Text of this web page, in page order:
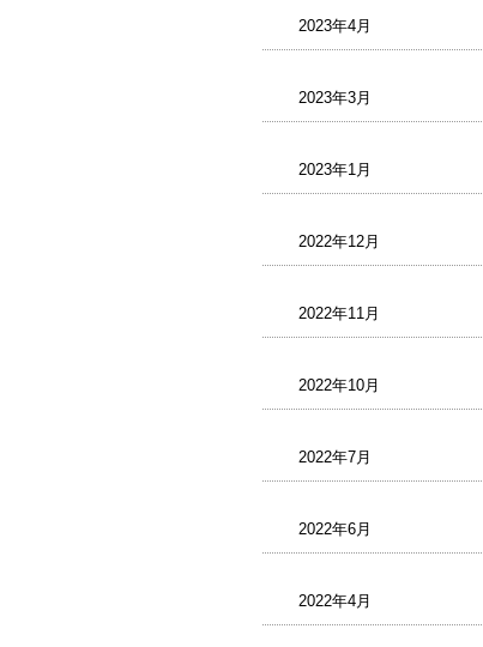
2023年4月
2023年3月
2023年1月
2022年12月
2022年11月
2022年10月
2022年7月
2022年6月
2022年4月